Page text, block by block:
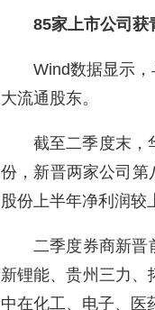
85家上市公司获
Wind数据显示
大流通股东。
截至二季度末，
份，新晋两家公司第
股份上半年净利润较
二季度券商新晋
新锂能、贵州三力、
中在化工、电子、医